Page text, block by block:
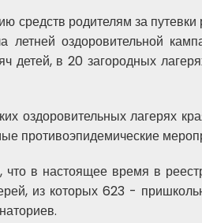
средств родителям за
летней оздоровительной
детей, в 20 загородных
оздоровительных лагерях
противоэпидемические
в настоящее время в
из которых 623 -